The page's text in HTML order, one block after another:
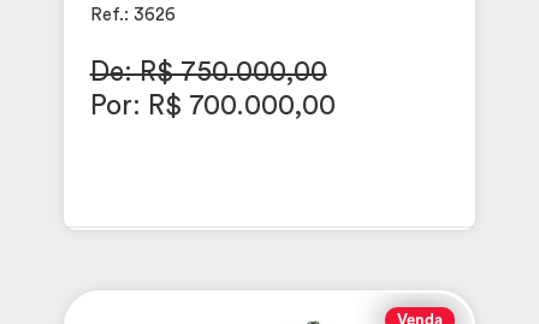
Ref.: 3626
De: R$ 750.000,00
Por: R$ 700.000,00
Venda